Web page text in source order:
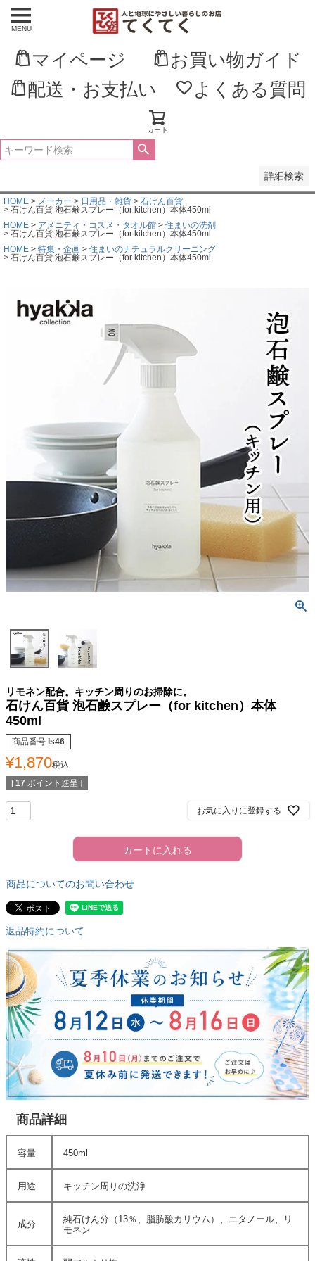
MENU
マイページ
お買い物ガイド
配送・お支払い
よくある質問
カート
詳細検索
新着順
登録順
価格が高い順
優先度順
HOME メーカー 日用品・雑貨
石けん百貨
石けん百貨 泡石鹸スプレー（for kitchen）本体450ml
HOME
アメニティ・コスメ・タオル館
住まいの洗剤
石けん百貨 泡石鹸スプレー（for kitchen）本体450ml
HOME
特集・企画
住まいのナチュラルクリーニング
石けん百貨 泡石鹸スプレー（for kitchen）本体450ml
リモネン配合。キッチン周りのお掃除に。
石けん百貨 泡石鹸スプレー（for kitchen）本体
450ml
商品番号 ls46
¥1,870税込
[ 17 ポイント進呈 ]
お気に入りに登録する
カートに入れる
商品についてのお問い合わせ
返品特約について
商品詳細
容量 450ml
用途 キッチン周りの洗浄
成分
純石けん分（13％、脂肪酸カリウム）、エタノール、リ
モネン